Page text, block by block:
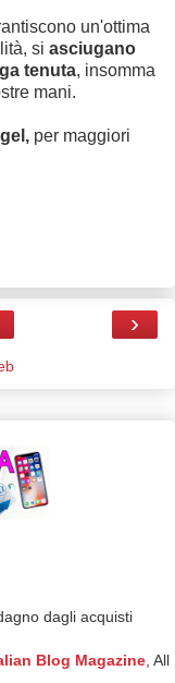
un'ottima
si asciugano
tenuta, insomma
mani.
per maggiori
›
dagli acquisti
Blog Magazine , All